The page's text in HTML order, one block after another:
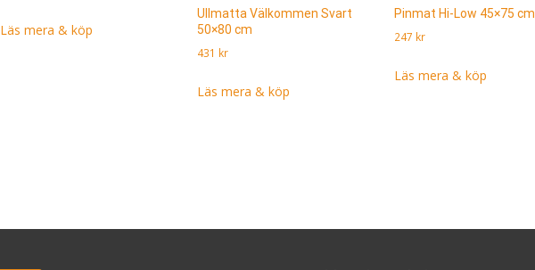
Läs mera & köp
Ullmatta Välkommen Svart
50×80 cm
431 kr
Läs mera & köp
Pinmat Hi-Low 45×75 cm
247 kr
Läs mera & köp